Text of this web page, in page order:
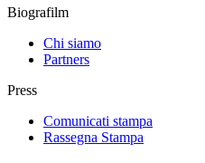
Biografilm
Chi siamo
Partners
Press
Comunicati stampa
Rassegna Stampa